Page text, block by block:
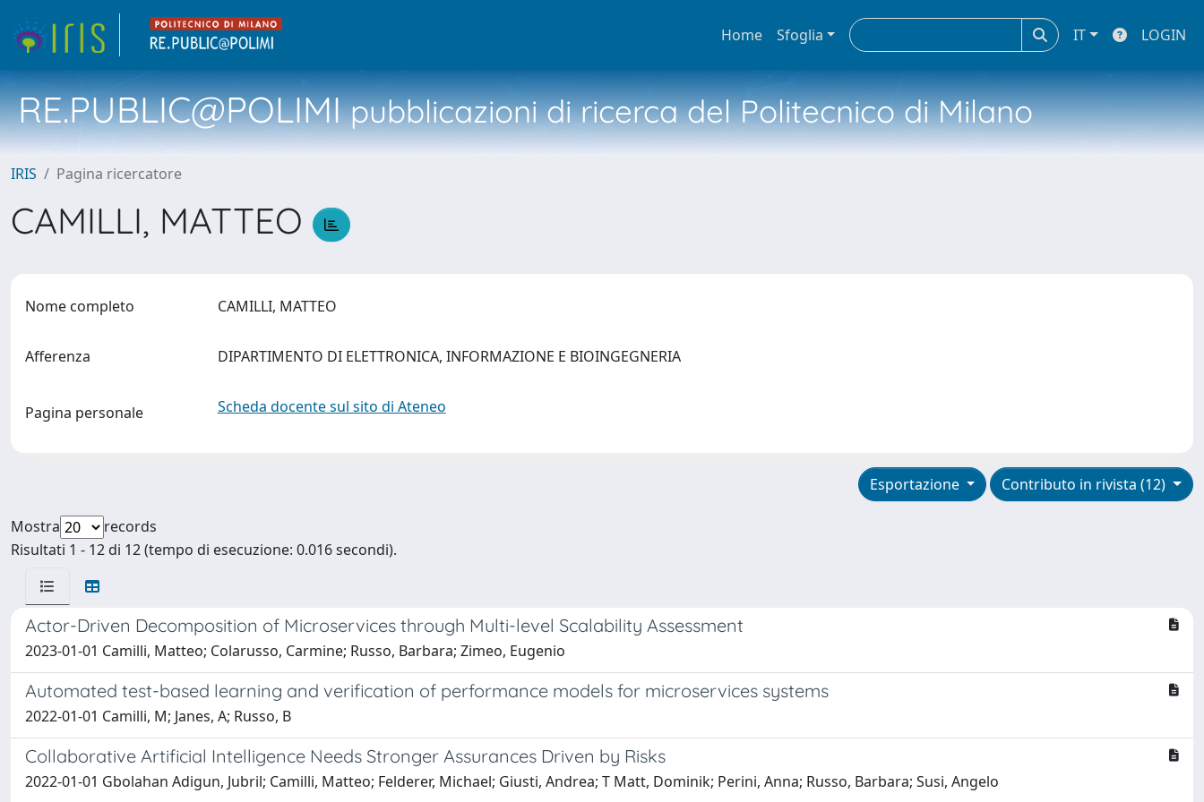
Home Sfoglia IT LOGIN
RE.PUBLIC@POLIMIpubblicazioni di ricerca del Politecnico di Milano
IRIS Pagina ricercatore
CAMILLI, MATTEO
Nome completo CAMILLI, MATTEO
Afferenza DIPARTIMENTO DI ELETTRONICA, INFORMAZIONE E BIOINGEGNERIA
Pagina personale Scheda docente sul sito di Ateneo
Contributo in rivista (12)
Esportazione
Mostra
records
Risultati 1 - 12 di 12 (tempo di esecuzione: 0.016 secondi).
Actor-Driven Decomposition of Microservices through Multi-level Scalability Assessment
2023-01-01 Camilli, Matteo; Colarusso, Carmine; Russo, Barbara; Zimeo, Eugenio
Automated test-based learning and verification of performance models for microservices systems
2022-01-01 Camilli, M; Janes, A; Russo, B
Collaborative Artificial Intelligence Needs Stronger Assurances Driven by Risks
2022-01-01 Gbolahan Adigun, Jubril; Camilli, Matteo; Felderer, Michael; Giusti, Andrea; T Matt, Dominik; Perini, Anna; Russo, Barbara; Susi, Angelo